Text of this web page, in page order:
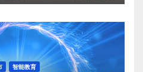
智能教育